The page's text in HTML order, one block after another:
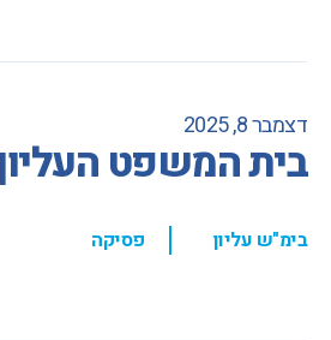
דצמבר 8, 2025
בית המשפט
בימ"ש עליון , פסיקה